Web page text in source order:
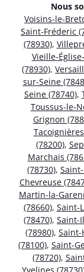
Nous
Voisins-le-
Saint-Fréderic
(78930),
Vieille-
(78930),
sur-Seine
Seine (78740),
Toussus-le-
Grignon
(78200),
Marchais
(78730),
Chevreuse
Martin-la-
(78660), Saint-
(78470), Saint-
(78980), Saint-
(78100), Saint-
(78720),